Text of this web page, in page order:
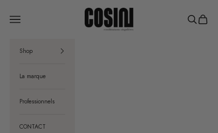
COSIN Paris
Menu Recherche
Panier
Shop
La marque
Professionnels
CONTACT